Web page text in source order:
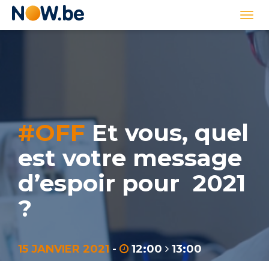
Lien
#OFF Et vous, quel
est votre message
d’espoir pour 2021
?
15 JANVIER 2021 - 12:00 13:00